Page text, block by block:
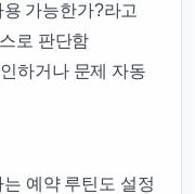
가능한가?라고
로 판단함
하거나 문제 자동
예약 루틴도 설정